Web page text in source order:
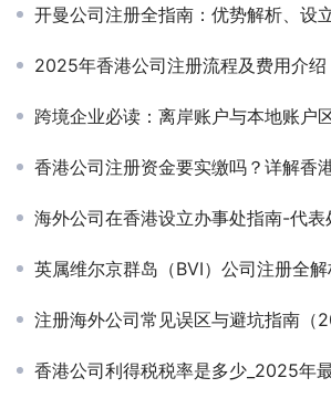
开曼公司注册全指南：优势解析、设
2025年香港公司注册流程及费用介绍
跨境企业必读：离岸账户与本地账户
香港公司注册资金要实缴吗？详解香港公司
海外公司在香港设立办事处指南-代表处注
英属维尔京群岛（BVI）公司注册全解析：条件、
注册海外公司常见误区与避坑指南（
香港公司利得税税率是多少_2025年最